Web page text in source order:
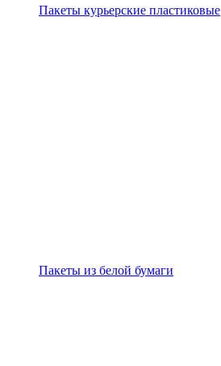
Пакеты курьерские пластиковые
Пакеты из белой бумаги